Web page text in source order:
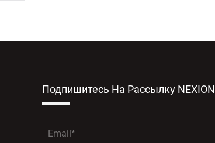
Подпишитесь На Рассылку NEXION